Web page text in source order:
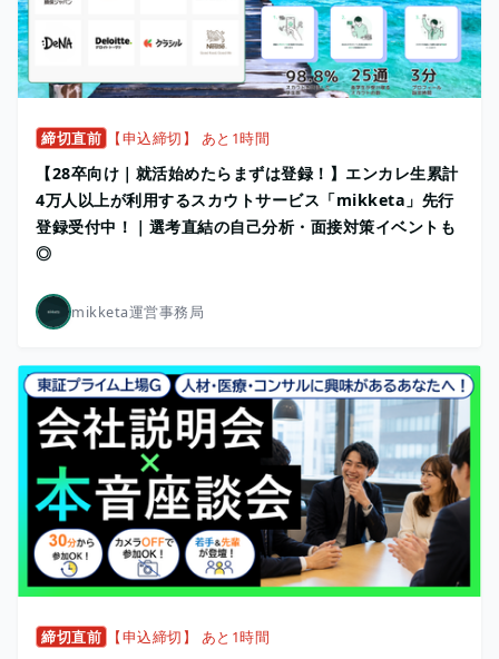
締切直前 【申込締切】 あと1時間
【28卒向け｜就活始めたらまずは登録！】エンカレ生累計
4万人以上が利用するスカウトサービス「mikketa」先行
登録受付中！｜選考直結の自己分析・面接対策イベントも
◎
mikketa運営事務局
締切直前 【申込締切】 あと1時間